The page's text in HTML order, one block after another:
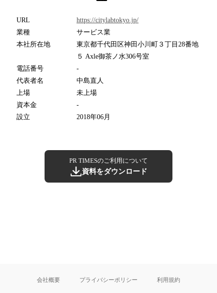
URL
https://citylabtokyo.jp/
業種
サービス業
本社所在地
東京都千代田区神田小川町３丁目28番地
５ Axle御茶ノ水306号室
電話番号
-
代表者名
中島直人
上場
未上場
資本金
-
設立
2018年06月
PR TIMESのご利用について
資料をダウンロード
会社概要 プライバシーポリシー 利用規約